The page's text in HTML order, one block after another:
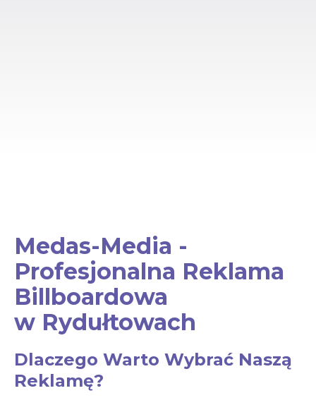
Medas-Media -
Profesjonalna Reklama
Billboardowa
w Rydułtowach
Dlaczego Warto Wybrać Naszą
Reklamę?